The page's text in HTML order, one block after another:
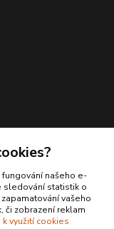
našeho e-
sledování statistik o
vašeho
či zobrazení reklam
k využití cookies